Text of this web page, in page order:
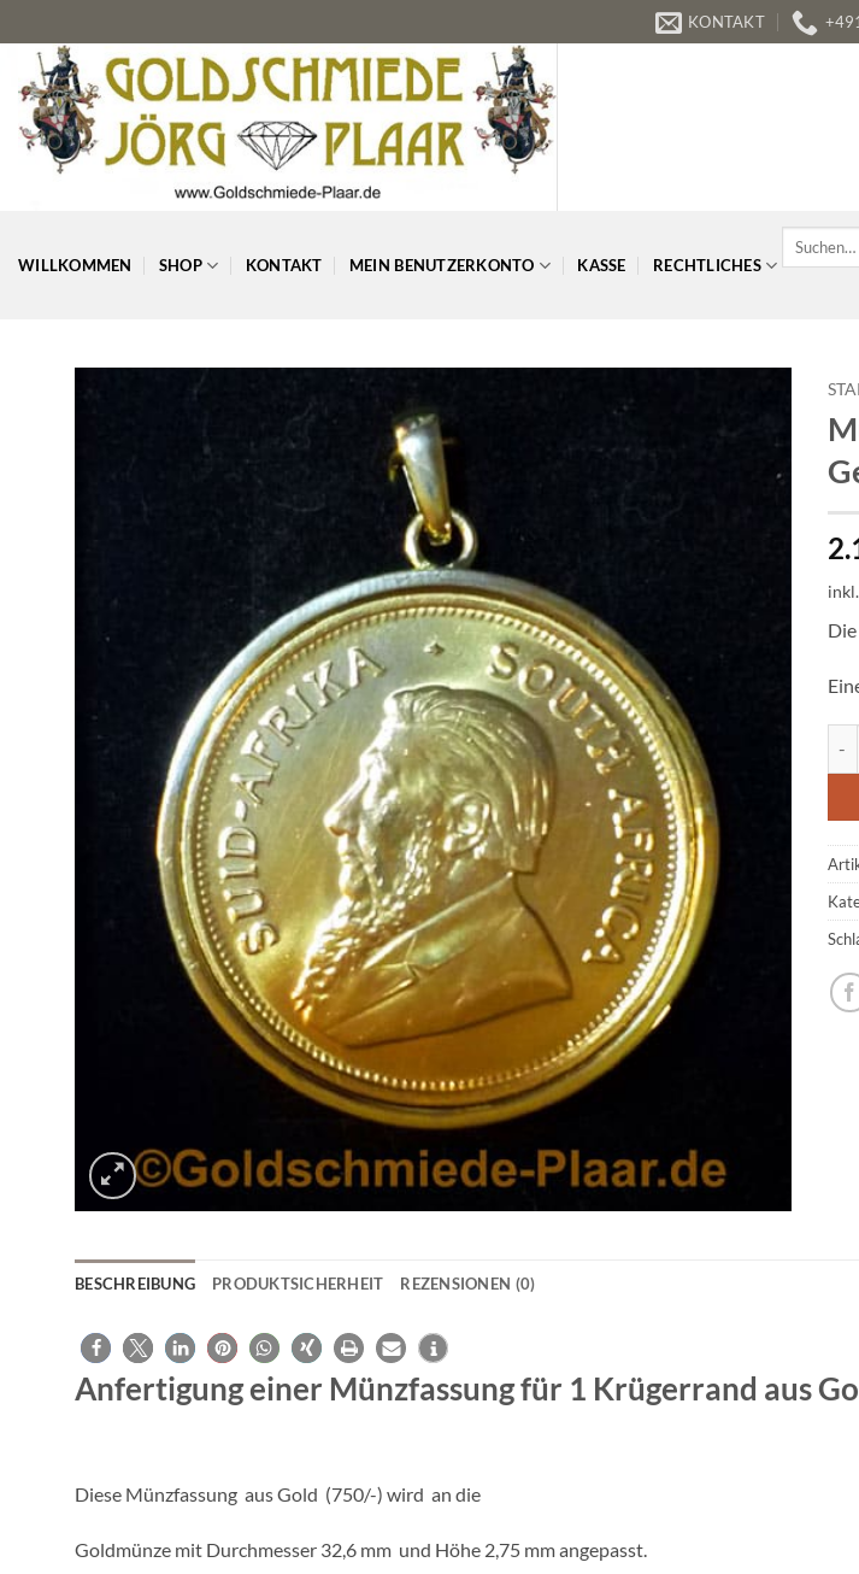
Inhalt
springen
KONTAKT
WILLKOMMEN SHOP KONTAKT MEIN BENUTZERKONTO KASSE RECHTLICHES
Suchen
BESCHREIBUNG PRODUKTSICHERHEIT REZENSIONEN (0)
Anfertigung einer Münzfassung für 1 Krügerrand aus
Diese Münzfassung aus Gold (750/-) wird an die
Goldmünze mit Durchmesser 32,6 mm und Höhe 2,75 mm angepasst.